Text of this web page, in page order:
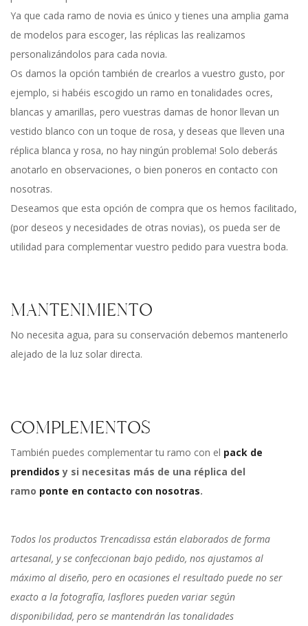
Ya que cada ramo de novia es único y tienes una amplia gama
de modelos para escoger, las réplicas las realizamos
personalizándolos para cada novia.
Os damos la opción también de crearlos a vuestro gusto, por
ejemplo, si habéis escogido un ramo en tonalidades ocres,
blancas y amarillas, pero vuestras damas de honor llevan un
vestido blanco con un toque de rosa, y deseas que lleven una
réplica blanca y rosa, no hay ningún problema! Solo deberás
anotarlo en observaciones, o bien poneros en contacto con
nosotras.
Deseamos que esta opción de compra que os hemos facilitado,
(por deseos y necesidades de otras novias), os pueda ser de
utilidad para complementar vuestro pedido para vuestra boda.
MANTENIMIENTO
No necesita agua, para su conservación debemos mantenerlo
alejado de la luz solar directa.
COMPLEMENTOS
También puedes complementar tu ramo con el pack de
prendidos y si necesitas más de una réplica del
ramo ponte en contacto con nosotras.
Todos los productos Trencadissa están elaborados de forma
artesanal, y se confeccionan bajo pedido, nos ajustamos al
máximo al diseño, pero en ocasiones el resultado puede no ser
exacto a la fotografía, lasflores pueden variar según
disponibilidad, pero se mantendrán las tonalidades